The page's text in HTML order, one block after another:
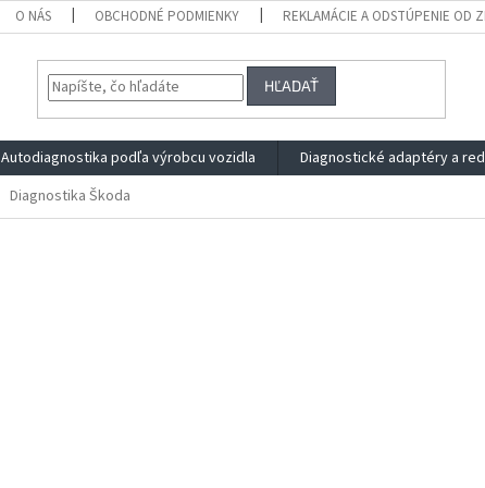
O NÁS OBCHODNÉ PODMIENKY REKLAMÁCIE A ODSTÚPENIE OD
HĽADAŤ
Autodiagnostika podľa výrobcu vozidla Diagnostické adaptéry a
Diagnostika Škoda